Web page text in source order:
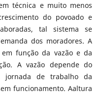
técnica e muito menos
do povoado e
tal sistema se
dos moradores. A
função da vazão e da
A vazão depende do
jornada de trabalho da
funcionamento. Aaltura